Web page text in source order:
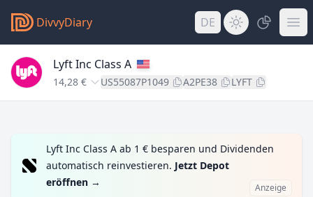
DivvyDiary DE
Lyft Inc Class A
14,28 € US55087P1049 A2PE38 LYFT
Lyft Inc Class A ab 1 € besparen und Dividenden
automatisch reinvestieren. Jetzt Depot
eröffnen → Anzeige